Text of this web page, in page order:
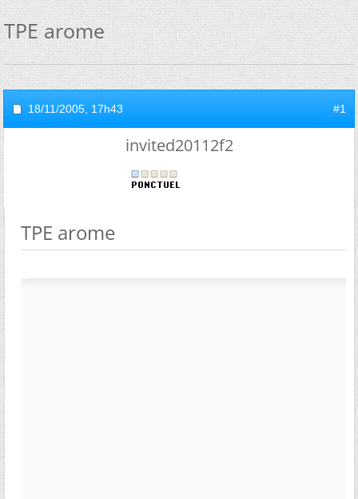
TPE arome
18/11/2005, 17h43 #1
invited20112f2
TPE arome